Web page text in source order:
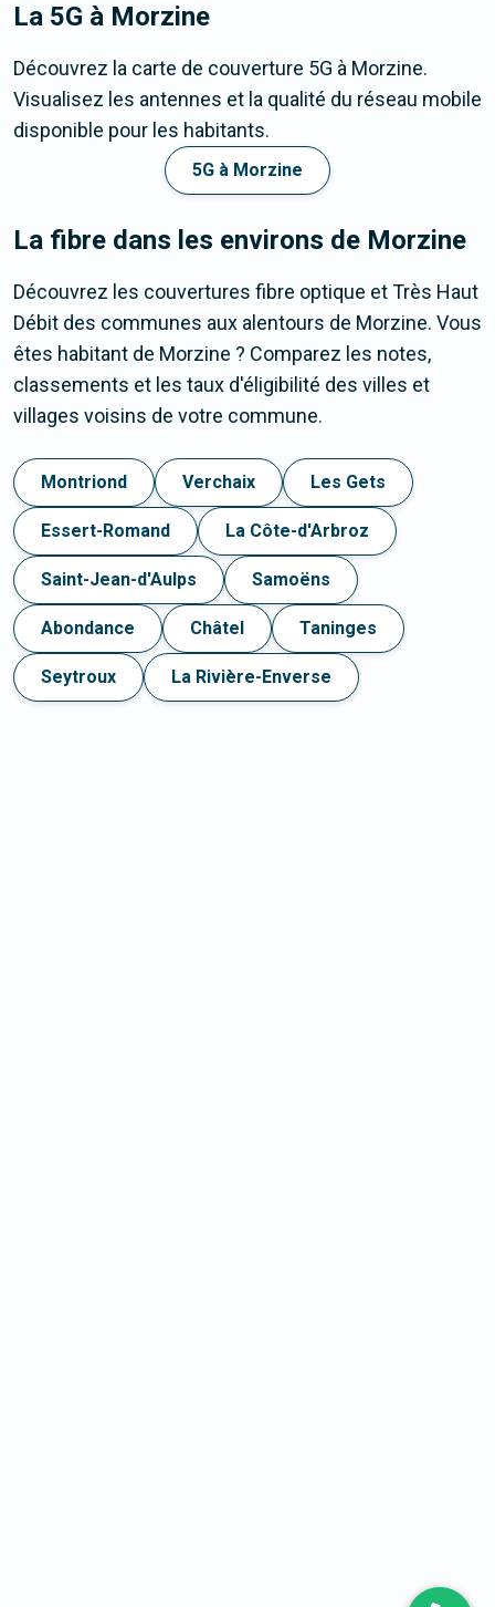
La 5G à Morzine
Découvrez la carte de couverture 5G à Morzine.
Visualisez les antennes et la qualité du réseau mobile
disponible pour les habitants.
5G à Morzine
La fibre dans les environs de Morzine
Découvrez les couvertures fibre optique et Très Haut
Débit des communes aux alentours de Morzine. Vous
êtes habitant de Morzine ? Comparez les notes,
classements et les taux d'éligibilité des villes et
villages voisins de votre commune.
Montriond Verchaix Les Gets
Essert-Romand La Côte-d'Arbroz
Saint-Jean-d'Aulps Samoëns
Abondance Châtel Taninges
Seytroux La Rivière-Enverse